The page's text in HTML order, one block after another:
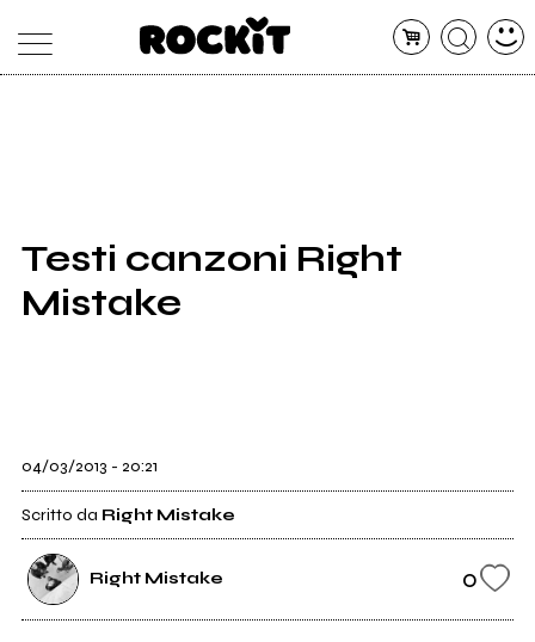
SHOP
RADIO
Testi canzoni Right
Mistake
04/03/2013 - 20:21
Scritto da Right Mistake
Right Mistake 0